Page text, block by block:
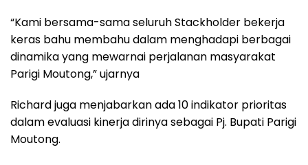
“Kami bersama-sama seluruh Stackholder bekerja
keras bahu membahu dalam menghadapi berbagai
dinamika yang mewarnai perjalanan masyarakat
Parigi Moutong,” ujarnya
Richard juga menjabarkan ada 10 indikator prioritas
dalam evaluasi kinerja dirinya sebagai Pj. Bupati Parigi
Moutong.